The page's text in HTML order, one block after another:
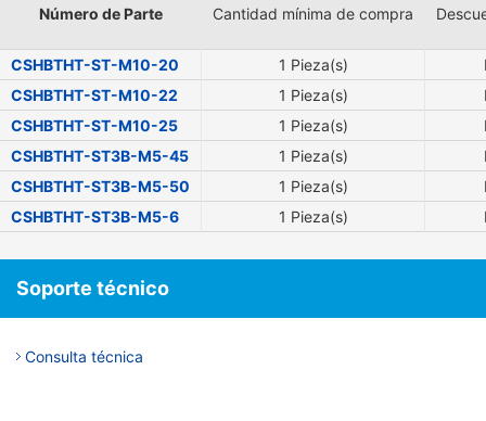
Número de Parte Cantidad mínima de compra
CSHBTHT-ST-M10-20 1 Pieza(s)
CSHBTHT-ST-M10-22
1 Pieza(s)
CSHBTHT-ST-M10-25
1 Pieza(s)
CSHBTHT-ST3B-M5-45
1 Pieza(s)
CSHBTHT-ST3B-M5-50
1 Pieza(s)
CSHBTHT-ST3B-M5-6
1 Pieza(s)
Soporte técnico
Consulta técnica